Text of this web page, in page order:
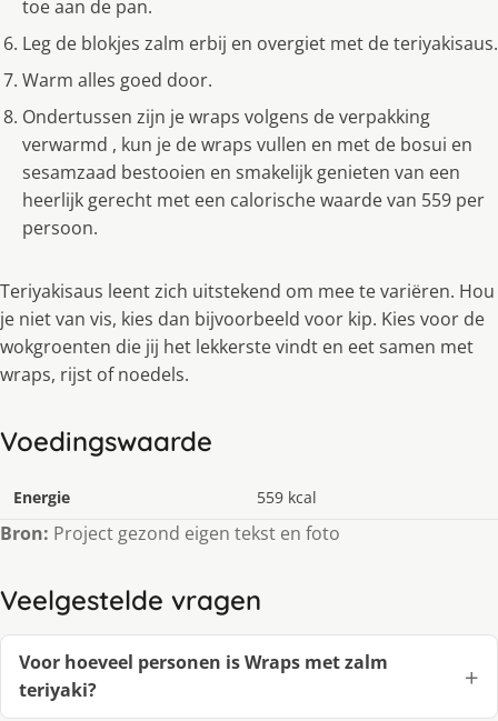
toe aan de pan.
Leg de blokjes zalm erbij en overgiet met de teriyakisaus.
Warm alles goed door.
Ondertussen zijn je wraps volgens de verpakking
verwarmd , kun je de wraps vullen en met de bosui en
sesamzaad bestooien en smakelijk genieten van een
heerlijk gerecht met een calorische waarde van 559 per
persoon.
Teriyakisaus leent zich uitstekend om mee te variëren. Hou
je niet van vis, kies dan bijvoorbeeld voor kip. Kies voor de
wokgroenten die jij het lekkerste vindt en eet samen met
wraps, rijst of noedels.
Voedingswaarde
Energie 559 kcal
Bron: Project gezond eigen tekst en foto
Veelgestelde vragen
Voor hoeveel personen is Wraps met zalm
teriyaki?